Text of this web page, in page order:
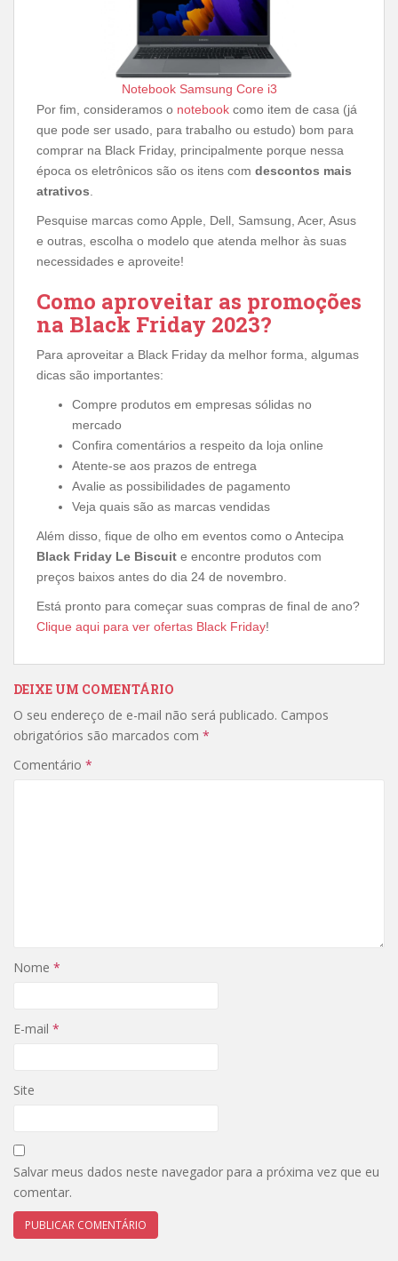
Notebook Samsung Core i3
Por fim, consideramos o notebook como item de casa (já
que pode ser usado, para trabalho ou estudo) bom para
comprar na Black Friday, principalmente porque nessa
época os eletrônicos são os itens com descontos mais
atrativos.
Pesquise marcas como Apple, Dell, Samsung, Acer, Asus
e outras, escolha o modelo que atenda melhor às suas
necessidades e aproveite!
Como aproveitar as promoções
na Black Friday 2023?
Para aproveitar a Black Friday da melhor forma, algumas
dicas são importantes:
Compre produtos em empresas sólidas no
mercado
Confira comentários a respeito da loja online
Atente-se aos prazos de entrega
Avalie as possibilidades de pagamento
Veja quais são as marcas vendidas
Além disso, fique de olho em eventos como o Antecipa
Black Friday Le Biscuit e encontre produtos com
preços baixos antes do dia 24 de novembro.
Está pronto para começar suas compras de final de ano?
Clique aqui para ver ofertas Black Friday!
DEIXE UM COMENTÁRIO
O seu endereço de e-mail não será publicado. Campos
obrigatórios são marcados com *
Comentário *
Nome *
E-mail *
Site
Salvar meus dados neste navegador para a próxima vez que eu
comentar.